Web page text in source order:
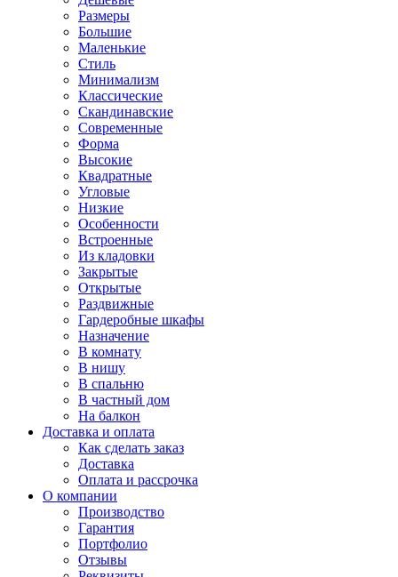
Размеры
Большие
Маленькие
Стиль
Минимализм
Классические
Скандинавские
Современные
Форма
Высокие
Квадратные
Угловые
Низкие
Особенности
Встроенные
Из кладовки
Закрытые
Открытые
Раздвижные
Гардеробные шкафы
Назначение
В комнату
В нишу
В спальню
В частный дом
На балкон
Доставка и оплата
Как сделать заказ
Доставка
Оплата и рассрочка
О компании
Производство
Гарантия
Портфолио
Отзывы